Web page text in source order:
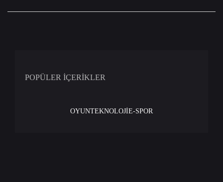
POPÜLER İÇERİKLER
OYUNTEKNOLOJİE-SPOR